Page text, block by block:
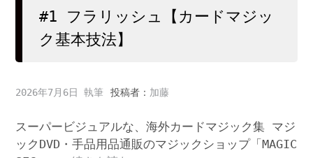
#1 フラリッシュ【カードマジッ
ク基本技法】
2026年7月6日 投稿者： 加藤
スーパービジュアルな、海外カードマジック集 マジ
ックDVD・手品用品通販のマジックショップ「MAGIC